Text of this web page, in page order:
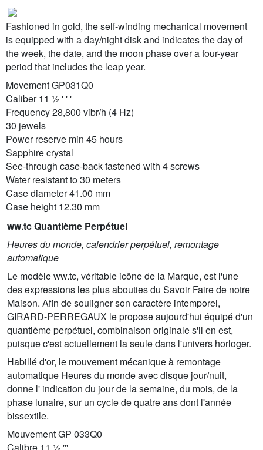
Fashioned in gold, the self-winding mechanical movement
is equipped with a day/night disk and indicates the day of
the week, the date, and the moon phase over a four-year
period that includes the leap year.
Movement GP031Q0
Caliber 11 ½ ' ' '
Frequency 28,800 vibr/h (4 Hz)
30 jewels
Power reserve min 45 hours
Sapphire crystal
See-through case-back fastened with 4 screws
Water resistant to 30 meters
Case diameter 41.00 mm
Case height 12.30 mm
ww.tc Quantième Perpétuel
Heures du monde, calendrier perpétuel, remontage
automatique
Le modèle ww.tc, véritable icône de la Marque, est l'une
des expressions les plus abouties du Savoir Faire de notre
Maison. Afin de souligner son caractère intemporel,
GIRARD-PERREGAUX le propose aujourd'hui équipé d'un
quantième perpétuel, combinaison originale s'il en est,
puisque c'est actuellement la seule dans l'univers horloger.
Habillé d'or, le mouvement mécanique à remontage
automatique Heures du monde avec disque jour/nuit,
donne l' indication du jour de la semaine, du mois, de la
phase lunaire, sur un cycle de quatre ans dont l'année
bissextile.
Mouvement GP 033Q0
Calibre 11 ½ '''